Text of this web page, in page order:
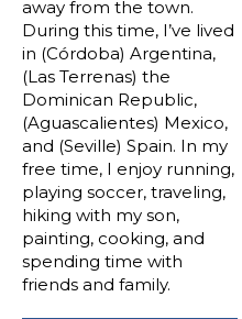
away from the town.
During this time, I’ve lived
in (Córdoba) Argentina,
(Las Terrenas) the
Dominican Republic,
(Aguascalientes) Mexico,
and (Seville) Spain. In my
free time, I enjoy running,
playing soccer, traveling,
hiking with my son,
painting, cooking, and
spending time with
friends and family.